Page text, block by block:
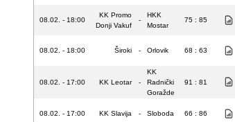
08.02. - 18:00
KK Promo
Donji Vakuf
-
HKK
Mostar
75 : 85
08.02. - 18:00 Široki - Orlovik 68 : 63
08.02. - 17:00 KK Leotar -
KK
Radnički
Goražde
91 : 81
08.02. - 17:00 KK Slavija - Sloboda 66 : 86